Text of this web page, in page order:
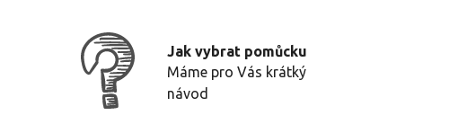
Jak vybrat pomůcku
Máme pro Vás krátký
návod